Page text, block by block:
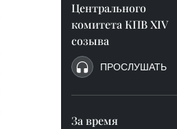
Центрального
комитета КПВ XIV
созыва
ПРОСЛУШАТЬ
За время